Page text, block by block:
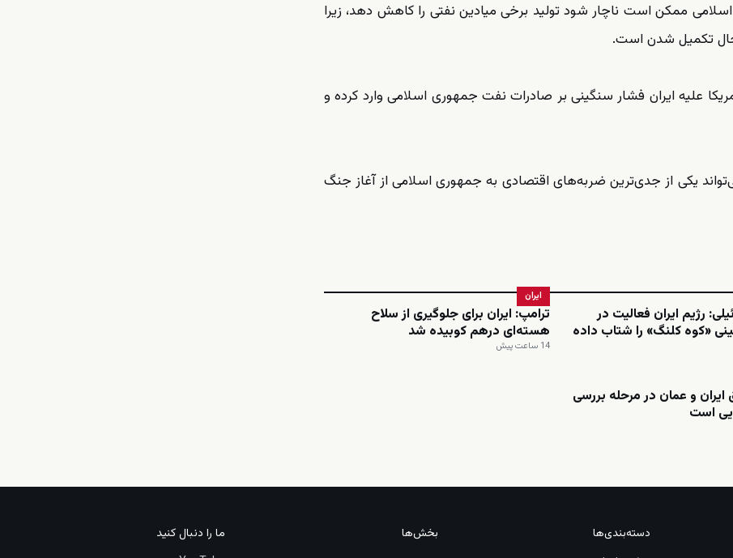
ممکن است ناچار شود تولید برخی میادین نفتی را کاهش دهد، زیرا
تکمیل شدن است.
علیه ایران فشار سنگینی بر صادرات نفت جمهوری اسلامی وارد کرده و
یکی از جدی‌ترین ضربه‌های اقتصادی به جمهوری اسلامی از آغاز جنگ
رژیم ایران فعالیت در
«کوه کلنگ» را شتاب داده
ایران
ترامپ: ایران برای جلوگیری از سلاح
هسته‌ای درهم کوبیده شد
14 ساعت پیش
ایران و عمان در مرحله بررسی
است
دسته‌بندی‌ها
بخش‌ها
ما را دنبال کنید